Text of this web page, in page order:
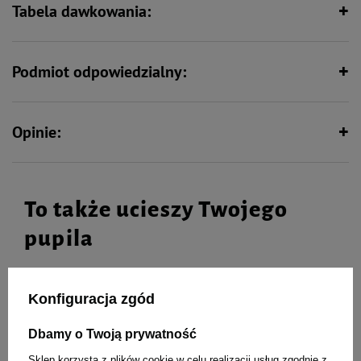
Tabela dawkowania:
Podmiot odpowiedzialny:
Opinie:
To także ucieszy Twojego
pupila
Beef Heart serce wołowe
przysmak dla psa 100 g
Lamb Liver wątroba jagnięca
Konfiguracja zgód
Dbamy o Twoją prywatność